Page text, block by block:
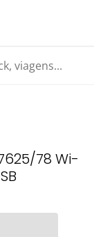
78 Wi-